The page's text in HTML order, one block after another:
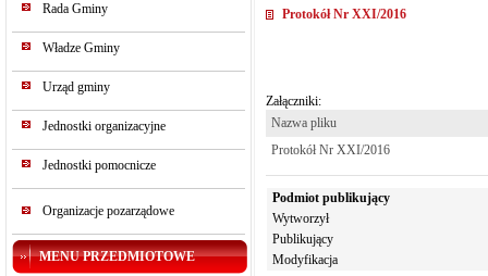
Rada Gminy
Władze Gminy
Urząd gminy
Jednostki organizacyjne
Jednostki pomocnicze
Organizacje pozarządowe
MENU PRZEDMIOTOWE
Protokół Nr XXI/2016
Załączniki:
Nazwa pliku
Protokół Nr XXI/2016
Podmiot publikujący
Wytworzył
Publikujący
Modyfikacja